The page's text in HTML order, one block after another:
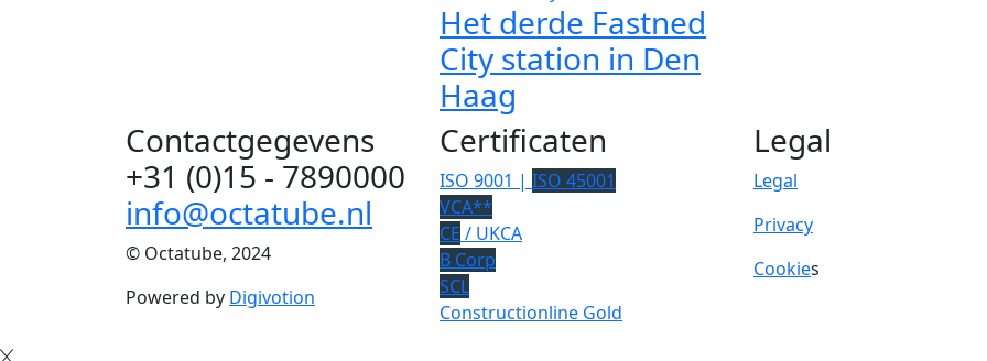
Het derde Fastned
City station in Den
Haag
Contactgegevens
+31 (0)15 - 7890000
info@octatube.nl
© Octatube, 2024
Powered by Digivotion
Certificaten
ISO 9001 | ISO 45001
VCA**
CE / UKCA
B Corp
SCL
Constructionline Gold
Legal
Legal
Privacy
Cookies